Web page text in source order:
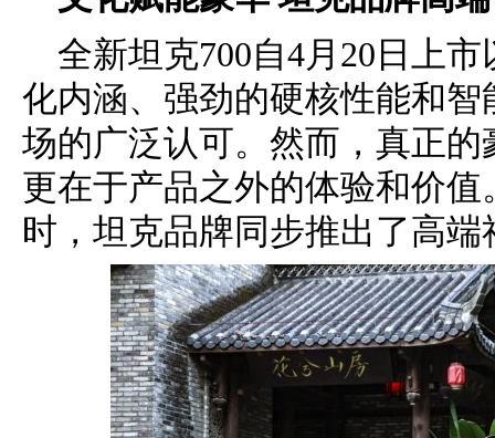
全新坦克700自4月20日上
化内涵、强劲的硬核性能和
场的广泛认可。然而，真正
更在于产品之外的体验和价
时，坦克品牌同步推出了高